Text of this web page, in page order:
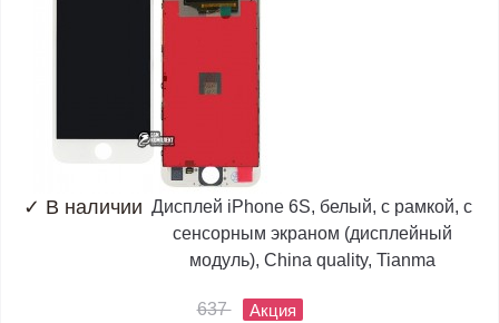
✓ В наличии Дисплей iPhone 6S, белый, с рамкой, с
сенсорным экраном (дисплейный
модуль), China quality, Tianma
637 Акция